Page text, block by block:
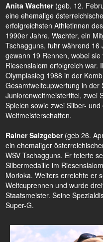
Anita Wachter (geb. 12.
eine ehemalige
erfolgreichsten Athletinnen
1990er Jahre. Wachter, ein
Tschagguns, fuhr während 16
gewann 19 Rennen, wobei
Riesenslalom erfolgreich war.
Olympiasieg 1988 in der
Gesamtweltcupwertung in
Juniorenweltmeistertitel, zwei
Spielen sowie zwei Silber-
Weltmeisterschaften.
Rainer Salzgeber(geb 26.
ein ehemaliger
WSV Tschagguns. Er feierte
Silbermedaille im
Morioka. Weiters erreichte er
Weltcuprennen und wurde
Staatsmeister. Seine
Super-G.